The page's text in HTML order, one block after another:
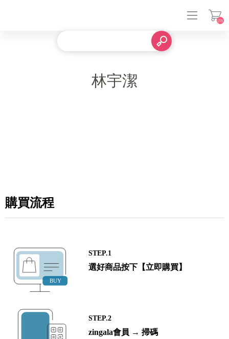
(0)
林宇潔
購買流程
STEP.1
選好商品按下【立即購買】
STEP.2
zingala會員 → 掃碼